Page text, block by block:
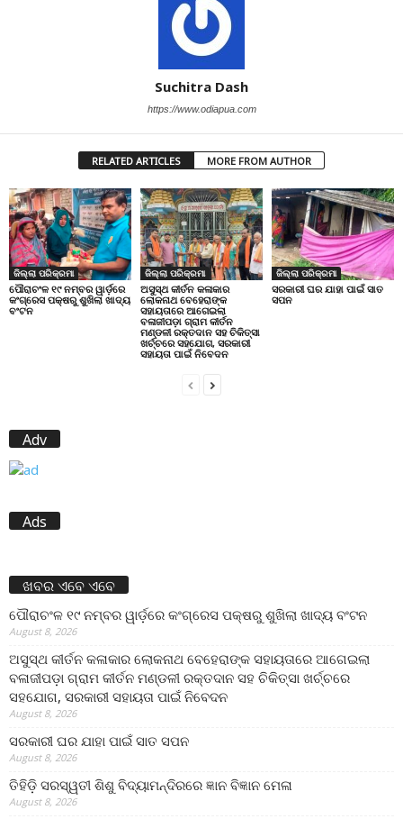
Suchitra Dash
https://www.odiapua.com
RELATED ARTICLES MORE FROM AUTHOR
ଜିଲ୍ଲା ପରିକ୍ରମା
ପୌରାଚଂଳ ୧୯ ନମ୍ବର ୱାର୍ଡ଼ରେ
କଂଗ୍ରେସ ପକ୍ଷରୁ ଶୁଖିଲା ଖାଦ୍ୟ
ବଂଟନ
ଜିଲ୍ଲା ପରିକ୍ରମା
ଅସୁସ୍ଥ କୀର୍ତନ କଳାକାର
ଲୋକନାଥ ବେହେରାଙ୍କ
ସହାୟତାରେ ଆଗେଇଲା
ବଳାଜୀପଡ଼ା ଗ୍ରାମ କୀର୍ତନ
ମଣ୍ଡଳୀ ରକ୍ତଦାନ ସହ ଚିକିତ୍ସା
ଖର୍ଚ୍ଚରେ ସହଯୋଗ, ସରକାରୀ
ସହାୟତା ପାଇଁ ନିବେଦନ
ଜିଲ୍ଲା ପରିକ୍ରମା
ସରକାରୀ ଘର ଯାହା ପାଇଁ ସାତ
ସପନ
Adv
Ads
ଖବର ଏବେ ଏବେ
ପୌରାଚଂଳ ୧୯ ନମ୍ବର ୱାର୍ଡ଼ରେ କଂଗ୍ରେସ ପକ୍ଷରୁ ଶୁଖିଲା ଖାଦ୍ୟ ବଂଟନ
August 8, 2026
ଅସୁସ୍ଥ କୀର୍ତନ କଳାକାର ଲୋକନାଥ ବେହେରାଙ୍କ ସହାୟତାରେ ଆଗେଇଲା
ବଳାଜୀପଡ଼ା ଗ୍ରାମ କୀର୍ତନ ମଣ୍ଡଳୀ ରକ୍ତଦାନ ସହ ଚିକିତ୍ସା ଖର୍ଚ୍ଚରେ
ସହଯୋଗ, ସରକାରୀ ସହାୟତା ପାଇଁ ନିବେଦନ
August 8, 2026
ସରକାରୀ ଘର ଯାହା ପାଇଁ ସାତ ସପନ
August 8, 2026
ତିହିଡି଼ ସରସ୍ୱତୀ ଶିଶୁ ବିଦ୍ୟାମନ୍ଦିରରେ ଜ୍ଞାନ ବିଜ୍ଞାନ ମେଳା
August 8, 2026